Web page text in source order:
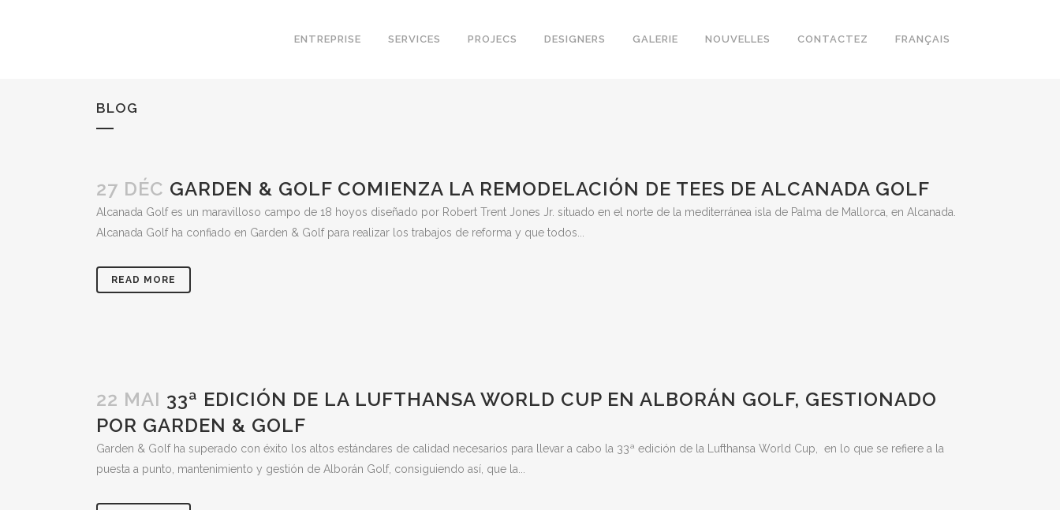
ENTREPRISE SERVICES PROJECS DESIGNERS GALERIE NOUVELLES CONTACTEZ FRANÇAIS
BLOG
27 DÉC GARDEN & GOLF COMIENZA LA REMODELACIÓN DE TEES DE ALCANADA GOLF
Alcanada Golf es un maravilloso campo de 18 hoyos diseñado por Robert Trent Jones Jr. situado en el norte de la mediterránea isla de Palma de Mallorca, en Alcanada.
Alcanada Golf ha confiado en Garden & Golf para realizar los trabajos de reforma y que todos...
READ MORE
22 MAI 33ª EDICIÓN DE LA LUFTHANSA WORLD CUP EN ALBORÁN GOLF, GESTIONADO
POR GARDEN & GOLF
Garden & Golf ha superado con éxito los altos estándares de calidad necesarios para llevar a cabo la 33ª edición de la Lufthansa World Cup, en lo que se refiere a la
puesta a punto, mantenimiento y gestión de Alborán Golf, consiguiendo así, que la...